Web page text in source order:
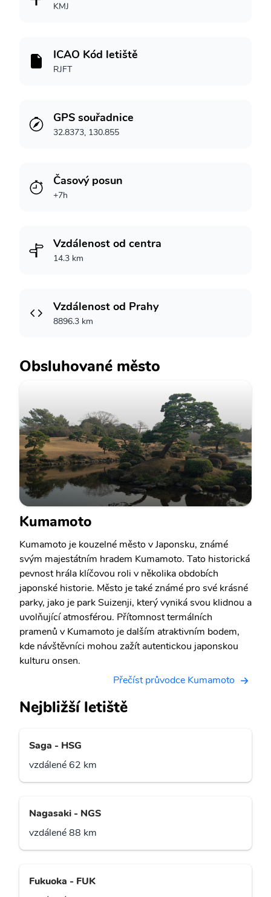
KMJ
ICAO Kód letiště
RJFT
GPS souřadnice
32.8373, 130.855
Časový posun
+7h
Vzdálenost od centra
14.3 km
Vzdálenost od Prahy
8896.3 km
Obsluhované město
Kumamoto
Kumamoto je kouzelné město v Japonsku, známé
svým majestátním hradem Kumamoto. Tato historická
pevnost hrála klíčovou roli v několika obdobích
japonské historie. Město je také známé pro své krásné
parky, jako je park Suizenji, který vyniká svou klidnou a
uvolňující atmosférou. Přítomnost termálních
pramenů v Kumamoto je dalším atraktivním bodem,
kde návštěvníci mohou zažít autentickou japonskou
kulturu onsen.
Přečíst průvodce Kumamoto
Nejbližší letiště
Saga - HSG
vzdálené 62 km
Nagasaki - NGS
vzdálené 88 km
Fukuoka - FUK